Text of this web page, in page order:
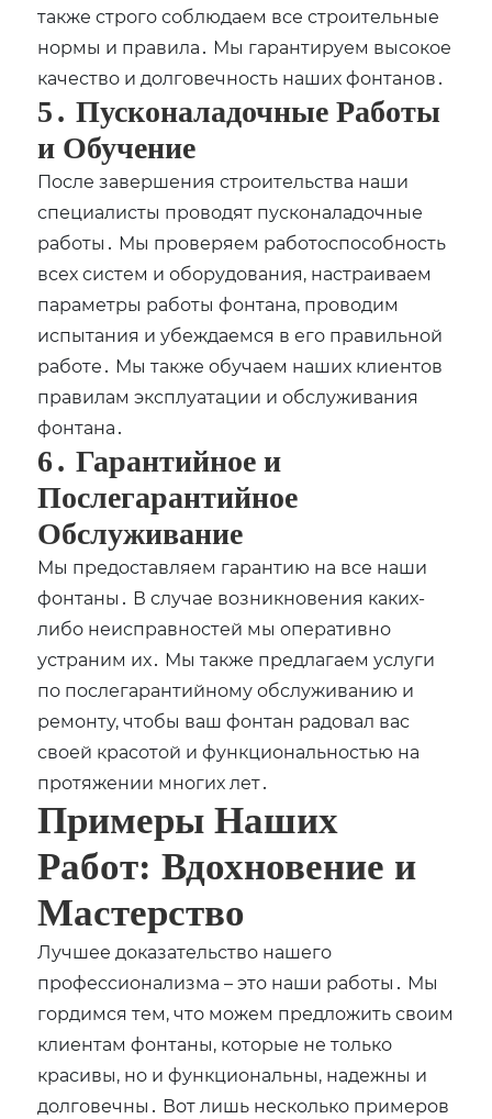
также строго соблюдаем все строительные
нормы и правила․ Мы гарантируем высокое
качество и долговечность наших фонтанов․
5․ Пусконаладочные Работы
и Обучение
После завершения строительства наши
специалисты проводят пусконаладочные
работы․ Мы проверяем работоспособность
всех систем и оборудования, настраиваем
параметры работы фонтана, проводим
испытания и убеждаемся в его правильной
работе․ Мы также обучаем наших клиентов
правилам эксплуатации и обслуживания
фонтана․
6․ Гарантийное и
Послегарантийное
Обслуживание
Мы предоставляем гарантию на все наши
фонтаны․ В случае возникновения каких-
либо неисправностей мы оперативно
устраним их․ Мы также предлагаем услуги
по послегарантийному обслуживанию и
ремонту, чтобы ваш фонтан радовал вас
своей красотой и функциональностью на
протяжении многих лет․
Примеры Наших
Работ: Вдохновение и
Мастерство
Лучшее доказательство нашего
профессионализма – это наши работы․ Мы
гордимся тем, что можем предложить своим
клиентам фонтаны, которые не только
красивы, но и функциональны, надежны и
долговечны․ Вот лишь несколько примеров